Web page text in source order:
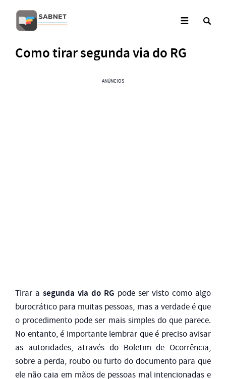
Como tirar segunda via do RG
ANÚNCIOS
Tirar a segunda via do RG pode ser visto como algo
burocrático para muitas pessoas, mas a verdade é que
o procedimento pode ser mais simples do que parece.
No entanto, é importante lembrar que é preciso avisar
as autoridades, através do Boletim de Ocorrência,
sobre a perda, roubo ou furto do documento para que
ele não caia em mãos de pessoas mal intencionadas e